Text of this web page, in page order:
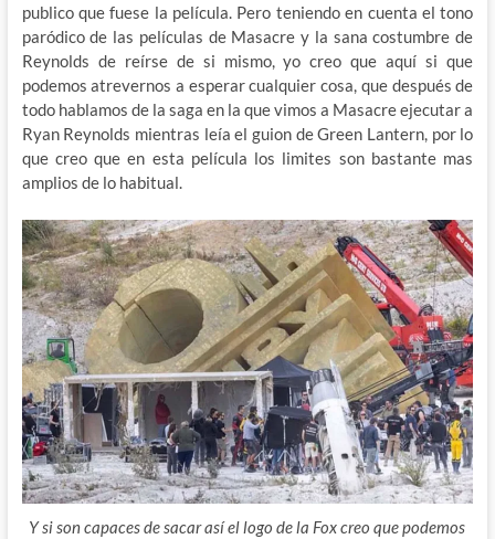
publico que fuese la película. Pero teniendo en cuenta el tono
paródico de las películas de Masacre y la sana costumbre de
Reynolds de reírse de si mismo, yo creo que aquí si que
podemos atrevernos a esperar cualquier cosa, que después de
todo hablamos de la saga en la que vimos a Masacre ejecutar a
Ryan Reynolds mientras leía el guion de Green Lantern, por lo
que creo que en esta película los limites son bastante mas
amplios de lo habitual.
Y si son capaces de sacar así el logo de la Fox creo que podemos